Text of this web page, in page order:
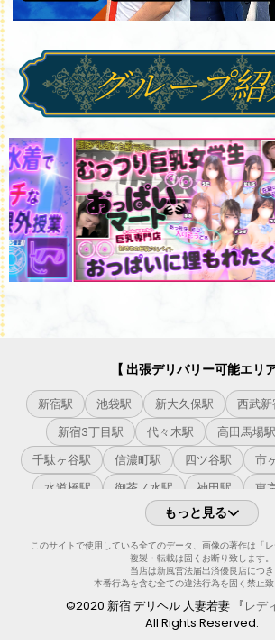
【 出張デリバリー可能エリア
新宿駅 池袋駅 新大久保駅 西武新
新宿3丁目駅
代々木駅 高田馬場駅
千駄ヶ谷駅
信濃町駅 四ツ谷駅 市
水道橋駅
御茶ノ水駅 神田駅 東
高円寺駅 阿佐ヶ谷駅 荻
吉祥寺駅
原宿駅 渋谷駅 恵比
大崎駅 品川駅
高輪
田町駅
浜松町駅 新橋駅 有楽
巣鴨駅 駒込駅 田端駅
もっと見る
このサイトで使用している全てのデータ、画像の著作は「
複製・転載は固くお断り致します。
当店は新風営法届出済優良店につき
本番行為を含む全ての違法行為を固く禁止致
©2020 新宿 デリヘル 人妻若妻 『レデ
All Rights Reserved.